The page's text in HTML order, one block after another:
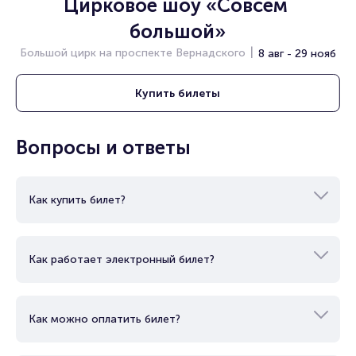
Цирковое шоу «Совсем
большой»
Большой цирк на проспекте Вернадского 8 авг - 29 нояб
Купить билеты
Вопросы и ответы
Как купить билет?
Как работает электронный билет?
Как можно оплатить билет?